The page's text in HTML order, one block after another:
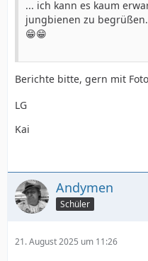
... ich kann es kaum
jungbienen zu
😁😁
Berichte bitte, gern mit
LG
Kai
Andymen
Schüler
21. August 2025 um 11:26